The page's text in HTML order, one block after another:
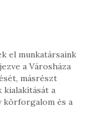
el munkatársaink
a Városháza
másrészt
kialakítását a
körforgalom és a